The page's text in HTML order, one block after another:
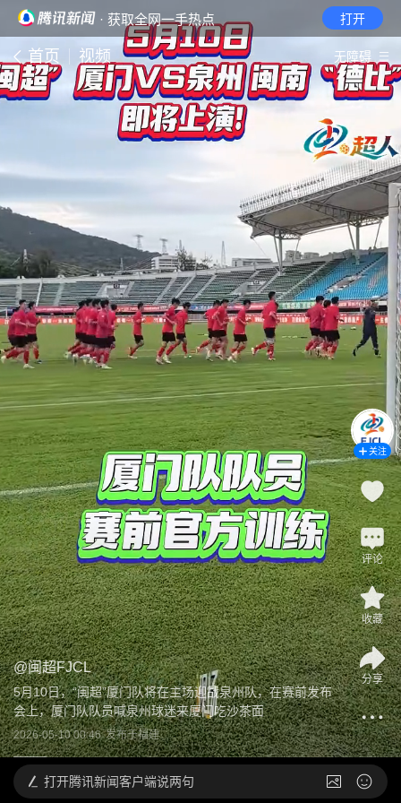
· 获取全网一手热点 打开
首页 视频 无障碍
@闽超FJCL
5月10日，“闽超”厦门队将在主场迎战泉州队，在赛前发布
会上，厦门队队员喊泉州球迷来厦门吃沙茶面
2026-05-10 00:46 发布于福建
关注
评论
收藏
分享
打开腾讯新闻客户端说两句